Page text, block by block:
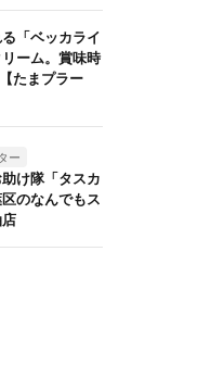
「ベッカライ
ーム。賞味時
たまプラー
ー
け隊「タスカ
のなんでもス